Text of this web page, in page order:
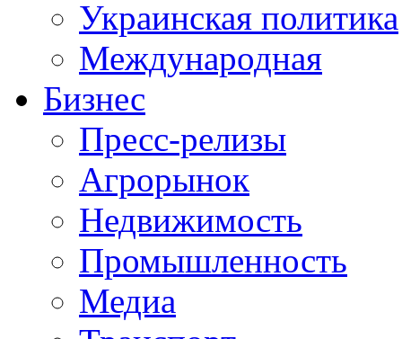
Украинская политика
Международная
Бизнес
Пресс-релизы
Агрорынок
Недвижимость
Промышленность
Медиа